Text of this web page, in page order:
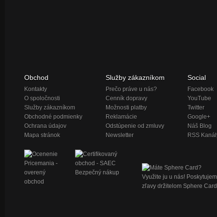
Obchod
Kontakty
O spoločnosti
Služby zákazníkom
Obchodné podmienky
Ochrana údajov
Mapa stránok
Služby zákazníkom
Prečo práve u nás?
Cenník dopravy
Možnosti platby
Reklamácie
Odstúpenie od zmluvy
Newsletter
Social
Facebook
YouTube
Twitter
Google+
Náš Blog
RSS